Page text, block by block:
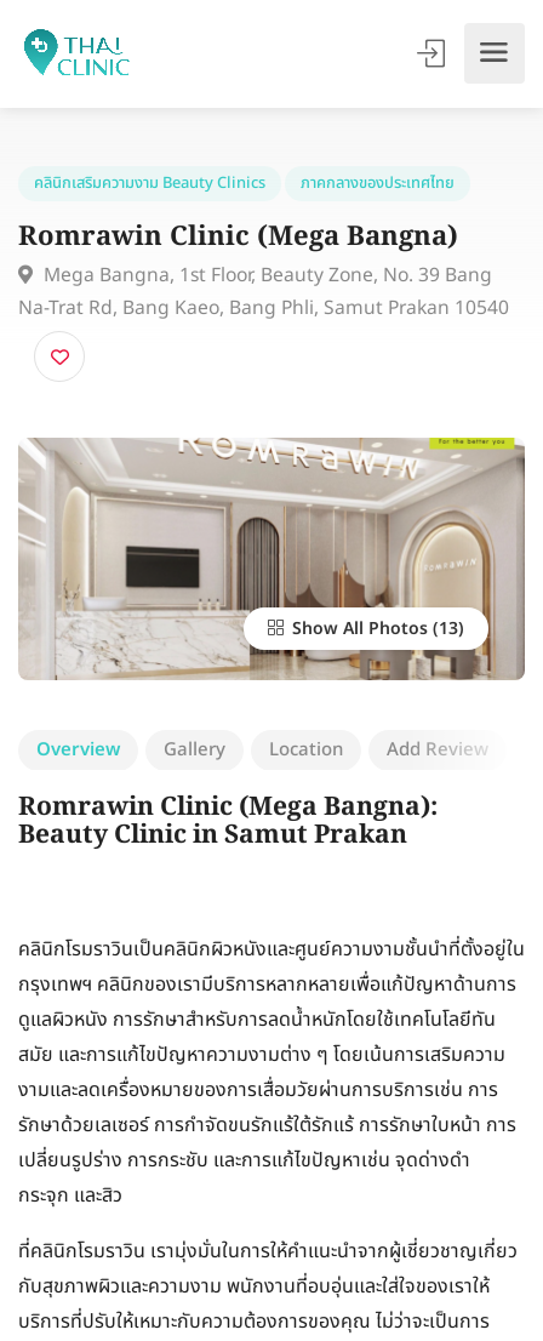
คลินิกเสริมความงาม Beauty Clinics
Romrawin Clinic (Mega Bangna)
Mega Bangna, 1st Floor, Beauty Zone, No. 39 Bang
Na-Trat Rd, Bang Kaeo, Bang Phli, Samut Prakan
Show All Photos
Overview Gallery Location Add Review
Romrawin Clinic (Mega Bangna):
Beauty Clinic in Samut Prakan
คลินิกโรมราวินเป็นคลินิกผิวหนังและศูนย์ความงามชั้นนำที่ตั้งอยู่ใน
กรุงเทพฯ คลินิกของเรามีบริการหลากหลายเพื่อแก้ปัญหาด้านการ
ดูแลผิวหนัง การรักษาสำหรับการลดน้ำหนักโดยใช้เทคโนโลยีทัน
สมัย และการแก้ไขปัญหาความงามต่าง ๆ โดยเน้นการเสริมความ
งามและลดเครื่องหมายของการเสื่อมวัยผ่านการบริการเช่น การ
รักษาด้วยเลเซอร์ การกำจัดขนรักแร้ใต้รักแร้ การรักษาใบหน้า การ
เปลี่ยนรูปร่าง การกระชับ และการแก้ไขปัญหาเช่น จุดด่างดำ
กระจุก และสิว
ที่คลินิกโรมราวิน เรามุ่งมั่นในการให้คำแนะนำจากผู้เชี่ยวชาญเกี่ยว
กับสุขภาพผิวและความงาม พนักงานที่อบอุ่นและใส่ใจของเราให้
บริการที่ปรับให้เหมาะกับความต้องการของคุณ ไม่ว่าจะเป็นการ